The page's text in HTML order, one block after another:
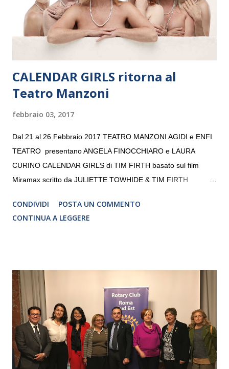
volta. L’orchestra, fondata nel 2008 da Kristjan Järvi (affiancato
da un prestigioso consiglio di consulent...
CALENDAR GIRLS ritorna al
Teatro Manzoni
febbraio 03, 2017
Dal 21 al 26 Febbraio 2017 TEATRO MANZONI AGIDI e ENFI
TEATRO presentano ANGELA FINOCCHIARO e LAURA
CURINO CALENDAR GIRLS di TIM FIRTH basato sul film
Miramax scritto da JULIETTE TOWHIDE & TIM FIRTH
CRISTINA PEZZOLI
CONDIVIDI
POSTA UN COMMENTO
CONTINUA A LEGGERE